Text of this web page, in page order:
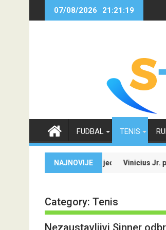
07/08/2026 21:21:21
FUDBAL TENIS
NAJNOVIJE
Jr. potpisao novi ugovor sa Real
Category: Tenis
Nezaustavljivi Sinner